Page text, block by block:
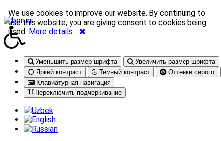
Уменьшить размер шрифта
Увеличить размер шрифта
Яркий контраст
Темный контраст
Оттенки серого
Клавиатурная навигация
Переключить подчеркивание
We use cookies to improve our website. By continuing to
use this website, you are giving consent to cookies being
used. More details…